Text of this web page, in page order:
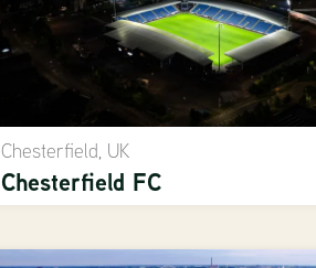
Chesterfield, UK
Chesterfield FC